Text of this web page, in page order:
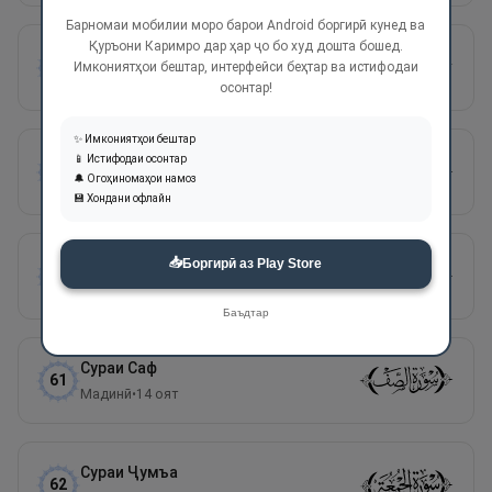
СураиМуҷодала
СураиҲашр
Мадинӣ•24оят
60
Мумтаҳана
Мадинӣ•13оят
61
Сураи Саф
Мадинӣ•14 оят
62
Сураи Ҷумъа
Барномаи мобилии моро барои Android боргирӣ кунед ва
Қуръони Каримро дар ҳар ҷо бо худ дошта бошед.
Имкониятҳои бештар, интерфейси беҳтар ва истифодаи
осонтар!
✨ Имкониятҳои бештар
📱 Истифодаи осонтар
🔔 Огоҳиномаҳои намоз
💾 Хондани офлайн
📥Боргирӣ аз Play Store
Баъдтар